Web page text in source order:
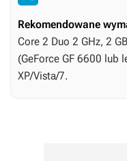
Rekomendowane
Core 2 Duo 2 GHz, 2
(GeForce GF 6600 lub
XP/Vista/7.